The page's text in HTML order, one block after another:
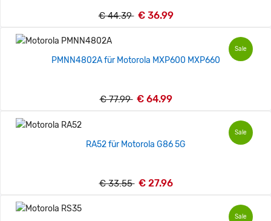
€ 44.39 € 36.99
Sale
PMNN4802A für Motorola MXP600 MXP660
€ 77.99 € 64.99
Sale
RA52 für Motorola G86 5G
€ 33.55 € 27.96
Sale